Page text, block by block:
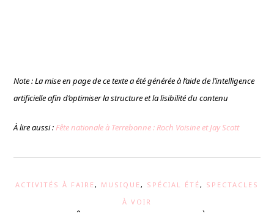
Note : La mise en page de ce texte a été générée à l’aide de l’intelligence
artificielle afin d’optimiser la structure et la lisibilité du contenu
À lire aussi : Fête nationale à Terrebonne : Roch Voisine et Jay Scott
ACTIVITÉS À FAIRE , MUSIQUE , SPÉCIAL ÉTÉ , SPECTACLES
À VOIR